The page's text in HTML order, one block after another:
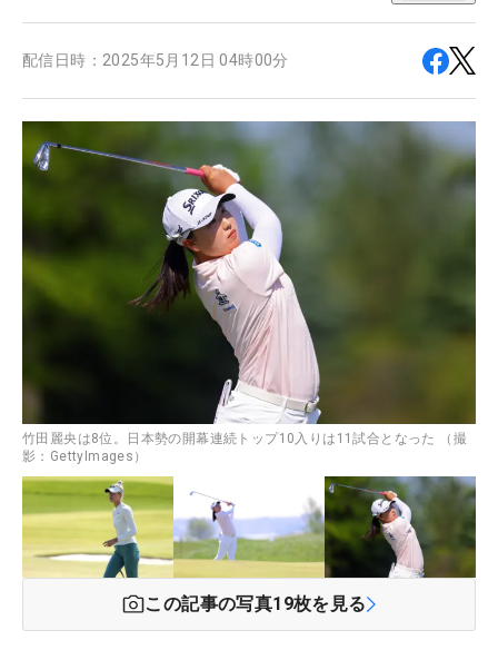
配信日時： 2025年5月12日 04時00分
竹田麗央は8位。日本勢の開幕連続トップ10入りは11試合となった （撮
影：GettyImages）
この記事の写真19枚を見る